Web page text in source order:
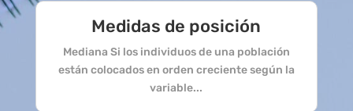
Medidas de posición
Mediana Si los individuos de una población
están colocados en orden creciente según la
variable...